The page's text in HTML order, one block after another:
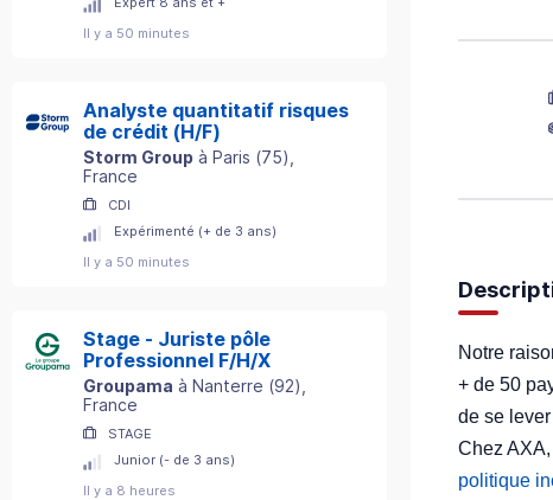
Il y a 50 minutes
Analyste quantitatif risques
de crédit (H/F)
Storm Group à Paris (75)
France
CDI
Expérimenté (+ de 3 ans)
Il y a 50 minutes
Stage - Juriste pôle
Professionnel F/H/X
Groupama à Nanterre (92)
France
STAGE
Junior (- de 3 ans)
Il y a 8 heures
Notre
+ de 50
de se
Chez
politique